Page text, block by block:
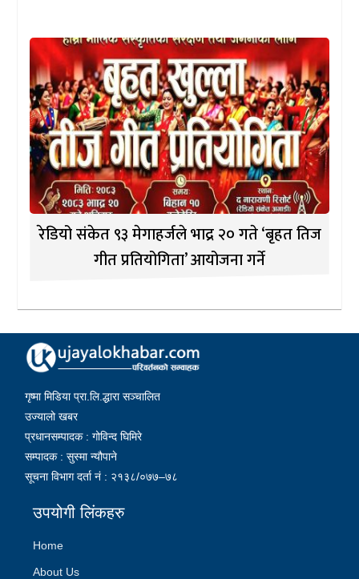
रेडियो संकेत ९३ मेगाहर्जले भाद्र २० गते ‘बृहत तिज
गीत प्रतियोगिता’ आयोजना गर्ने
गृष्मा मिडिया प्रा.लि.द्धारा सञ्चालित
उज्यालो खबर
प्रधानसम्पादक : गोविन्द घिमिरे
सम्पादक : सुस्मा न्यौपाने
सूचना विभाग दर्ता नं : २१३८/०७७–७८
उपयोगी लिंकहरु
Home
About Us